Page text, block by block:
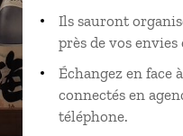
Ils sauront
près de vos
Échangez en face
connectés en
téléphone.